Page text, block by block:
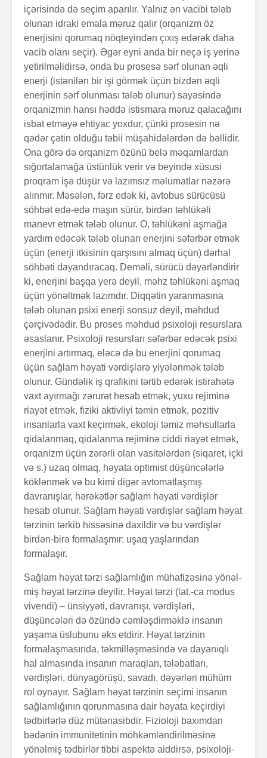
içərisində də seçim aparılır. Yalnız ən vacibi tələb
olunan idraki emala məruz qalır (orqanizm öz
enerjisini qorumaq nöqteyindən çıxış edərək daha
vacib olanı seçir). Əgər eyni anda bir neçə iş yerinə
yetirilməlidirsə, onda bu prosesə sərf olunan əqli
enerji (istənilən bir işi görmək üçün bizdən əqli
enerjinin sərf olunması tələb olunur) sayəsində
orqaniz­min hansı həddə istismara məruz qalacağını
isbat etməyə ehtiyac yoxdur, çünki prosesin nə
qədər çətin olduğu təbii müşahidələrdən də bəllidir.
Ona görə də orqanizm özünü belə məqamlardan
sığortalamağa üstünlük verir və beyində xüsusi
proqram işə düşür və lazımsız məlu­matlar nəzərə
alınmır. Məsə­lən, fərz edək ki, avtobus sürücüsü
söhbət edə-edə maşın sürür, birdən təhlükəli
manevr etmək tələb olunur. O, təhlükəni aşmağa
yardım edəcək tələb olunan enerjini səfərbər etmək
üçün (enerji itkisinin qarşısını almaq üçün) dərhal
söhbəti dayan­dı­racaq. Deməli, sürücü də­yərləndirir
ki, enerjini başqa yerə deyil, məhz təhlükə­ni aşmaq
üçün yönəltmək lazımdır. Diqqətin yaranmasına
tələb olunan psixi enerji sonsuz deyil, məhdud
çərçi­və­də­d­ir. Bu proses məhdud psixoloji resurslara
əsaslanır. Psixoloji resursları səfərbər edəcək psixi
enerjini artırmaq, eləcə də bu enerjini qorumaq
üçün sağlam həyati vərdişlərə yiyələnmək tələb
olunur. Gündəlik iş qrafikini tərtib edərək istirahətə
vaxt ayırmağı zərurət hesab etmək, yuxu rejiminə
riayət etmək, fiziki aktivliyi təmin etmək, pozitiv
insanlarla vaxt keçirmək, ekoloji təmiz məhsullarla
qidalanmaq, qidalanma rejiminə ciddi riayət etmək,
orqanizm üçün zərərli olan vasitələrdən (siqaret, içki
və s.) uzaq olmaq, həyata optimist düşün­cə­lər­lə
köklənmək və bu kimi digər avtomatlaşmış
davranışlar, hərəkətlər sağlam həya­ti vərdişlər
hesab olunur. Sağlam həyati vərdişlər sağlam həyat
tərzinin tərkib hissəsinə daxildir və bu vərdişlər
birdən-birə formalaşmır: uşaq yaşlarından
formalaşır.
Sağlam həyat tərzi sağlamlığın mühafizəsinə yönəl­
miş həyat tərzinə deyilir. Həyat tərzi (lat.-ca modus
vivendi) – ünsiyyəti, davranışı, vərdişləri,
düşüncələri də özündə cəmləşdirməklə insanın
yaşama üslubunu əks et­di­rir. Həyat tərzinin
formalaşmasında, təkmilləşmə­sində və dayanıqlı
hal almasında insanın maraqları, tələbatları,
vərdişləri, dünyagörüşü, savadı, dəyərləri mühüm
rol oynayır. Sağlam həyat tərzinin seçimi insanın
sağlam­lığının qorunmasına dair həyata keçirdiyi
tədbirlərlə düz mütənasibdir. Fizioloji baxımdan
bədənin immunitetinin möhkəmləndirilməsinə
yönəlmiş tədbirlər tibbi aspektə aiddirsə, psixoloji-